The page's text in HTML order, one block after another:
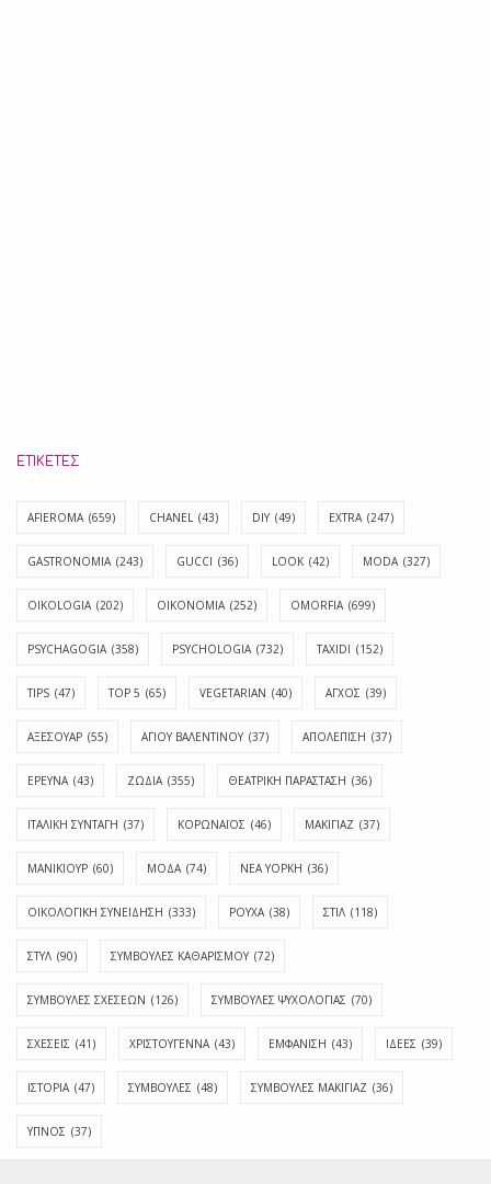
ΕΤΙΚΈΤΕΣ
AFIEROMA (659) CHANEL (43) DIY (49) EXTRA (247)
GASTRONOMIA (243) GUCCI (36) LOOK (42) MODA (327)
OIKOLOGIA (202) OIKONOMIA (252) OMORFIA (699)
PSYCHAGOGIA (358) PSYCHOLOGIA (732) TAXIDI (152)
TIPS (47) TOP 5 (65) VEGETARIAN (40) ΑΓΧΟΣ (39)
ΑΞΕΣΟΥΑΡ (55) ΑΓΊΟΥ ΒΑΛΕΝΤΊΝΟΥ (37) ΑΠΟΛΈΠΙΣΗ (37)
ΕΡΕΥΝΑ (43) ΖΩΔΙΑ (355) ΘΕΑΤΡΙΚΗ ΠΑΡΑΣΤΑΣΗ (36)
ΙΤΑΛΙΚΗ ΣΥΝΤΑΓΗ (37) ΚΟΡΩΝΑΪΟΣ (46) ΜΑΚΙΓΙΑΖ (37)
ΜΑΝΙΚΙΟΥΡ (60) ΜΟΔΑ (74) ΝΕΑ ΥΟΡΚΗ (36)
ΟΙΚΟΛΟΓΙΚΗ ΣΥΝΕΙΔΗΣΗ (333) ΡΟΥΧΑ (38) ΣΤΙΛ (118)
ΣΤΥΛ (90) ΣΥΜΒΟΥΛΕΣ ΚΑΘΑΡΙΣΜΟΥ (72)
ΣΥΜΒΟΥΛΕΣ ΣΧΕΣΕΩΝ (126) ΣΥΜΒΟΥΛΕΣ ΨΥΧΟΛΟΓΙΑΣ (70)
ΣΧΕΣΕΙΣ (41) ΧΡΙΣΤΟΥΓΕΝΝΑ (43) ΕΜΦΆΝΙΣΗ (43) ΙΔΈΕΣ (39)
ΙΣΤΟΡΊΑ (47) ΣΥΜΒΟΥΛΈΣ (48) ΣΥΜΒΟΥΛΈΣ ΜΑΚΙΓΙΆΖ (36)
ΎΠΝΟΣ (37)